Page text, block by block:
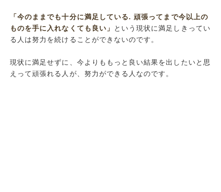
「今のままでも十分に満足している. 頑張ってまで今以上の
ものを手に入れなくても良い」
という現状に満足しきってい
る人は努力を続けることができないのです。
現状に満足せずに、今よりももっと良い結果を出したいと思
えって頑張れる人が、努力ができる人なのです。